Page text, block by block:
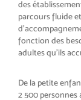
des
parcours fluide
fonction des
adultes qu’ils
De la petite
2 500 personnes